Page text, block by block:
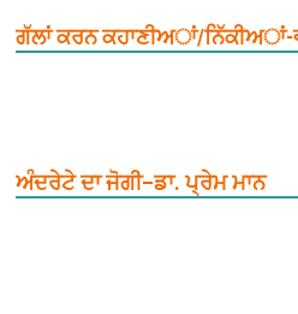
ਗੱਲਾਂ ਕਰਨ ਕਹਾਣੀਅਾਂ/
ਅੰਦਰੇਟੇ ਦਾ ਜੋਗੀ–ਡਾ. ਪ੍ਰੇਮ ਮਾਨ